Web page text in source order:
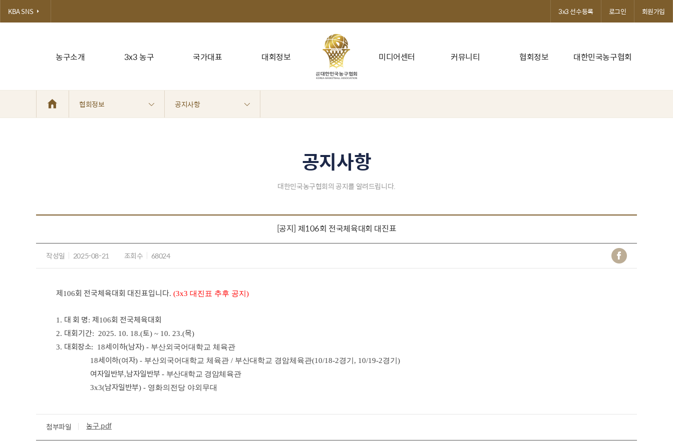
농구소개 3x3 농구 국가대표 대회정보 미디어센터 커뮤니티 협회정보 대한민국농구협회
KBA SNS 3x3 선수등록 로그인 회원가입
협회정보 공지사항
공지사항
대한민국농구협회의 공지를 알려드립니다.
[공지] 제106회 전국체육대회 대진표
작성일 2025-08-21 조회수 68024
제106회 전국체육대회 대진표입니다. (3x3 대진표 추후 공지)
1. 대 회 명: 제106회 전국체육대회
2. 대회기간: 2025. 10. 18.(토) ~ 10. 23.(목)
3. 대회장소: 18세이하(남자) - 부산외국어대학교 체육관
18세이하(여자) - 부산외국어대학교 체육관 / 부산대학교 경암체육관(10/18-2경기, 10/19-2경기)
여자일반부,남자일반부 - 부산대학교 경암체육관
3x3(남자일반부) - 영화의전당 야외무대
첨부파일 농구.pdf